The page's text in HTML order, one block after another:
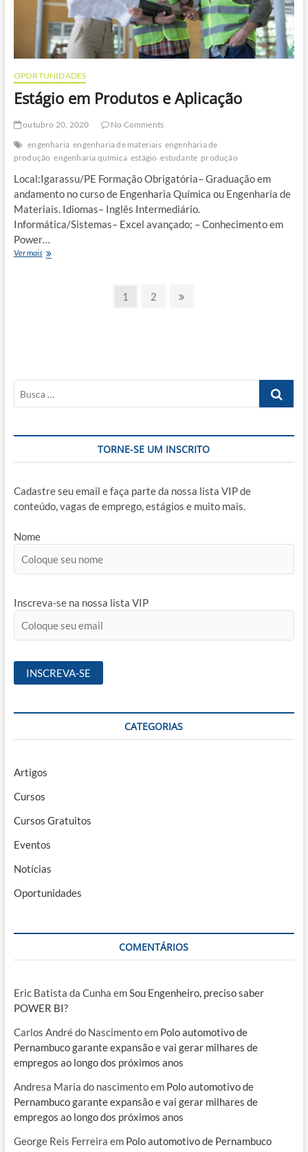
OPORTUNIDADES
Estágio em Produtos e Aplicação
outubro 20, 2020
No Comments
engenharia engenharia de materiais engenharia de
produção engenharia química estágio estudante produção
Local:Igarassu/PE Formação Obrigatória– Graduação em
andamento no curso de Engenharia Química ou Engenharia de
Materiais. Idiomas– Inglês Intermediário.
Informática/Sistemas– Excel avançado; – Conhecimento em
Power…
Ver maisEstágio
Page
1 Page
2
Busca
TORNE-SE UM INSCRITO
Cadastre seu email e faça parte da nossa lista VIP de
conteúdo, vagas de emprego, estágios e muito mais.
Nome
Inscreva-se na nossa lista VIP
CATEGORIAS
Artigos
Cursos
Cursos Gratuitos
Eventos
Notícias
Oportunidades
COMENTÁRIOS
Eric Batista da Cunha emSou Engenheiro, preciso saber
POWER BI?
Carlos André do Nascimentoem Polo automotivo de
Pernambuco garante expansão e vai gerar milhares de
empregos ao longo dos próximos anos
Andresa Maria do nascimentoem Polo automotivo de
Pernambuco garante expansão e vai gerar milhares de
empregos ao longo dos próximos anos
George Reis Ferreira em Polo automotivo de Pernambuco